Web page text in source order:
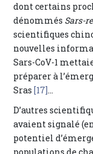
dont certains
dénommés Sars-
scientifiques
nouvelles
Sars-CoV-1
préparer à
Sras [17]…
D’autres
avaient signalé
potentiel